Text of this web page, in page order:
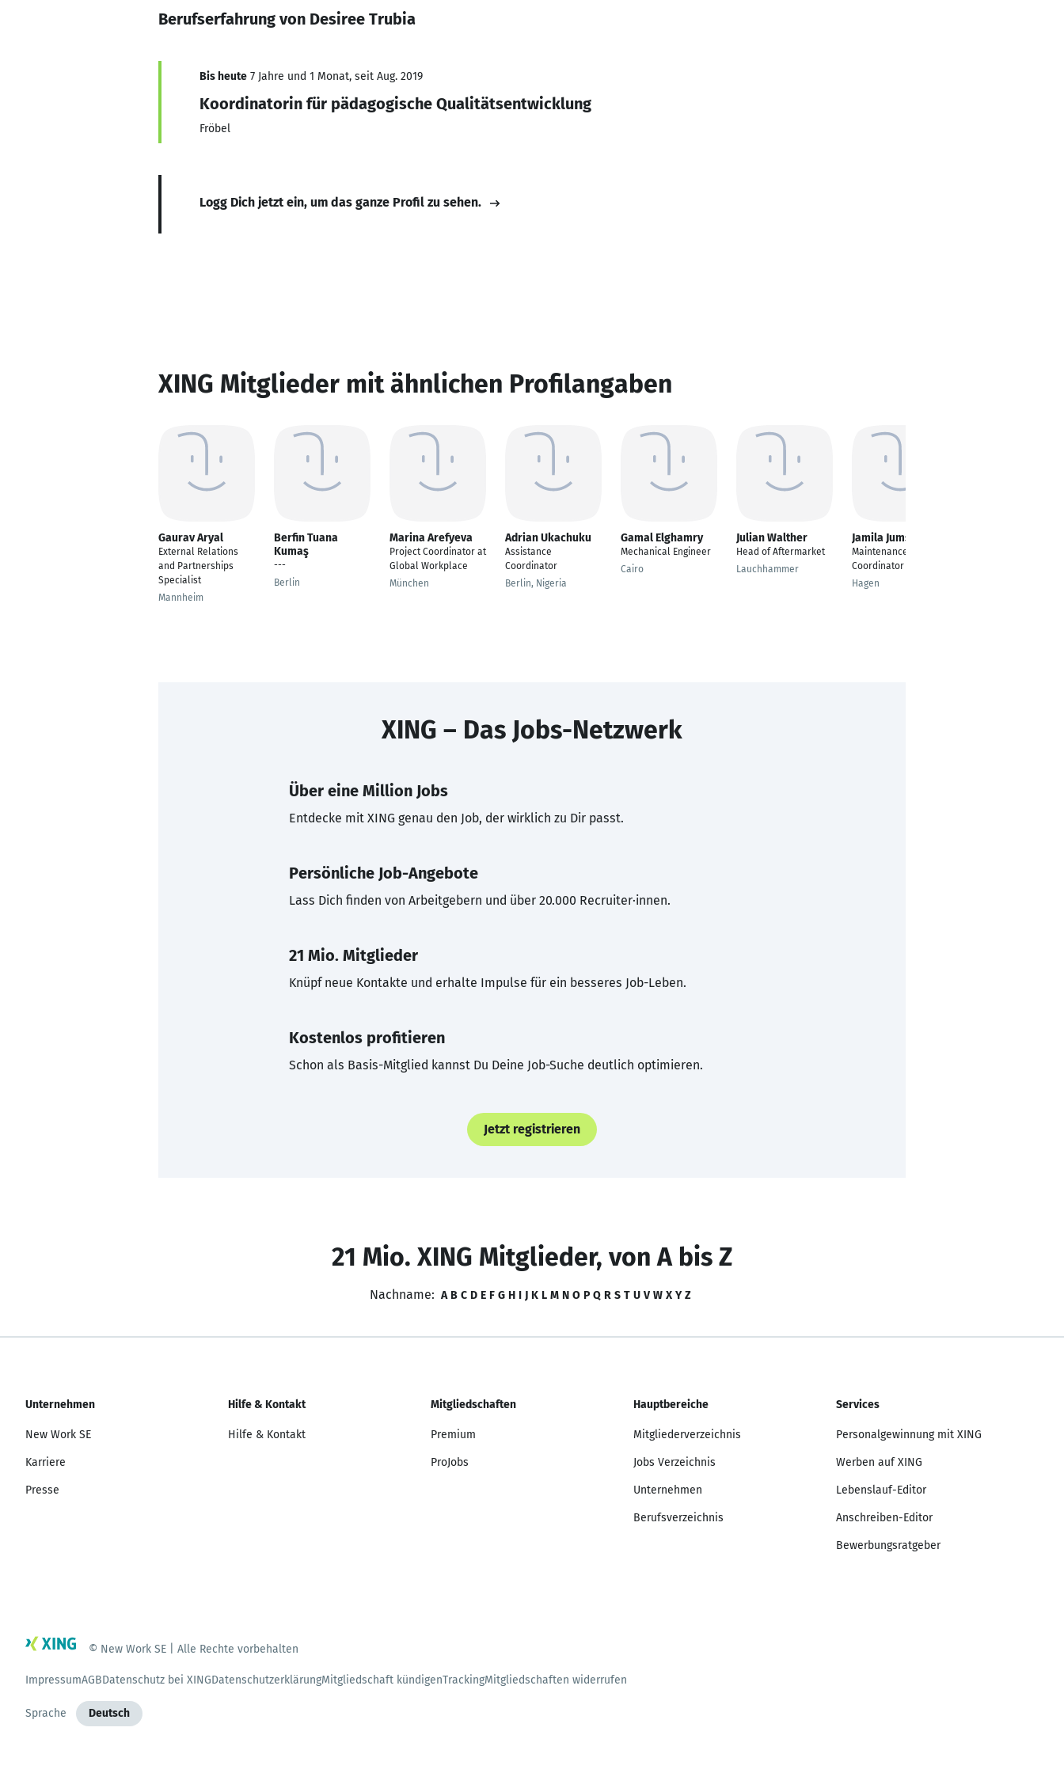
Berufserfahrung von Desiree Trubia
Bis heute 7 Jahre und 1 Monat, seit Aug. 2019
Koordinatorin für pädagogische Qualitätsentwicklung
Fröbel
Logg Dich jetzt ein, um das ganze Profil zu sehen.
XING Mitglieder mit ähnlichen Profilangaben
Gaurav Aryal
External Relations
and Partnerships
Specialist
Mannheim
Berfin Tuana
Kumaş
---
Berlin
Marina Arefyeva
Project Coordinator at
Global Workplace
München
Adrian Ukachuku
Assistance
Coordinator
Berlin, Nigeria
Gamal Elghamry
Mechanical Engineer
Cairo
Julian Walther
Head of Aftermarket
Lauchhammer
Jamila Jumshudova
Maintenance
Coordinator
Hagen
XING – Das Jobs-Netzwerk
Über eine Million Jobs
Entdecke mit XING genau den Job, der wirklich zu Dir passt.
Persönliche Job-Angebote
Lass Dich finden von Arbeitgebern und über 20.000 Recruiter·innen.
21 Mio. Mitglieder
Knüpf neue Kontakte und erhalte Impulse für ein besseres Job-Leben.
Kostenlos profitieren
Schon als Basis-Mitglied kannst Du Deine Job-Suche deutlich optimieren.
Jetzt registrieren
21 Mio. XING Mitglieder, von A bis Z
Nachname: A B C D E F G H I J K L M N O P Q R S T U V W X Y Z
Unternehmen
New Work SE
Karriere
Presse
Hilfe & Kontakt
Hilfe & Kontakt
Mitgliedschaften
Premium
ProJobs
Hauptbereiche
Mitgliederverzeichnis
Jobs Verzeichnis
Unternehmen
Berufsverzeichnis
Services
Personalgewinnung mit XING
Werben auf XING
Lebenslauf-Editor
Anschreiben-Editor
Bewerbungsratgeber
© New Work SE | Alle Rechte vorbehalten
ImpressumAGBDatenschutz bei XINGDatenschutzerklärungMitgliedschaft kündigenTrackingMitgliedschaften widerrufen
Sprache Deutsch